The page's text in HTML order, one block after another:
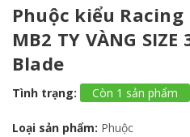
Phuộc kiểu Racing
MB2 TY VÀNG
Blade
Tình trạng: Còn 1 sản phẩm
Loại sản phẩm: Phuộc